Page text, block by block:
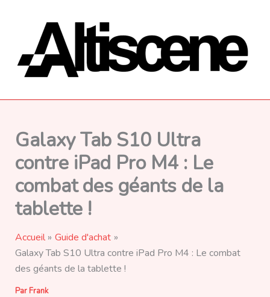
Galaxy Tab S10 Ultra
contre iPad Pro M4 : Le
combat des géants de la
tablette !
Accueil
Guide d'achat
Galaxy Tab S10 Ultra contre iPad Pro M4 : Le combat
des géants de la tablette !
Par Frank